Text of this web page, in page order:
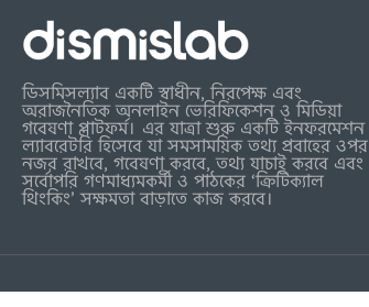
ডিসমিসল্যাব একটি স্বাধীন, নিরপেক্ষ এবং
অরাজনৈতিক অনলাইন ভেরিফিকেশন ও মিডিয়া
গবেষণা প্লাটফর্ম। এর যাত্রা শুরু একটি ইনফরমেশন
ল্যাবরেটরি হিসেবে যা সমসাময়িক তথ্য প্রবাহের ওপর
নজর রাখবে, গবেষণা করবে, তথ্য যাচাই করবে এবং
সর্বোপরি গণমাধ্যমকর্মী ও পাঠকের ‘ক্রিটিক্যাল
থিংকিং’ সক্ষমতা বাড়াতে কাজ করবে।